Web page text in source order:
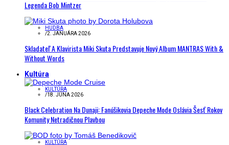
Legenda Bob Mintzer
HUDBA
/2. JANUÁRA 2026
Skladateľ A Klavirista Miki Skuta Predstavuje Nový Album MANTRAS With &
Without Words
Kultúra
KULTÚRA
/18. JÚNA 2026
Black Celebration Na Dunaji: Fanúšikovia Depeche Mode Oslávia Šesť Rokov
Komunity Netradičnou Plavbou
KULTÚRA